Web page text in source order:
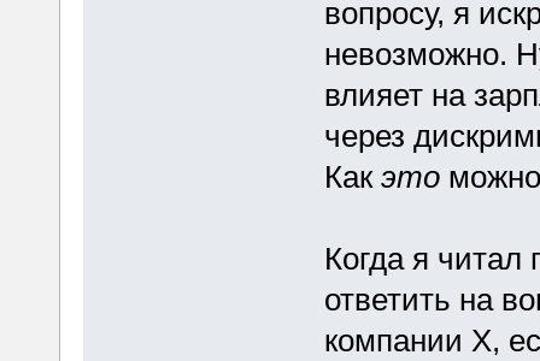
вопросу, я
невозможно.
влияет на
через
Как этоможно
Когда я читал
ответить на
компании X,